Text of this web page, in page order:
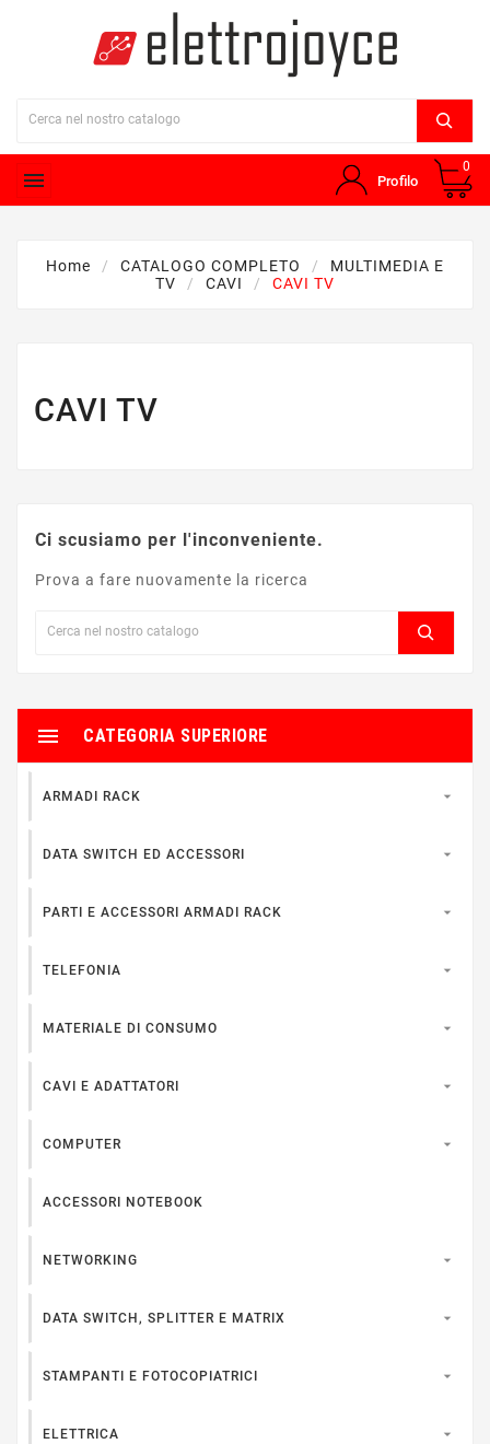
 Profilo
0
Home CATALOGO COMPLETO
MULTIMEDIA E
TV
CAVI CAVI TV
CAVI TV
Ci scusiamo per l'inconveniente.
Prova a fare nuovamente la ricerca
CATEGORIA SUPERIORE

ARMADI RACK 
DATA SWITCH ED ACCESSORI 
PARTI E ACCESSORI ARMADI RACK 
TELEFONIA 
MATERIALE DI CONSUMO 
CAVI E ADATTATORI 
COMPUTER 
ACCESSORI NOTEBOOK
NETWORKING 
DATA SWITCH, SPLITTER E MATRIX 
STAMPANTI E FOTOCOPIATRICI 
ELETTRICA 